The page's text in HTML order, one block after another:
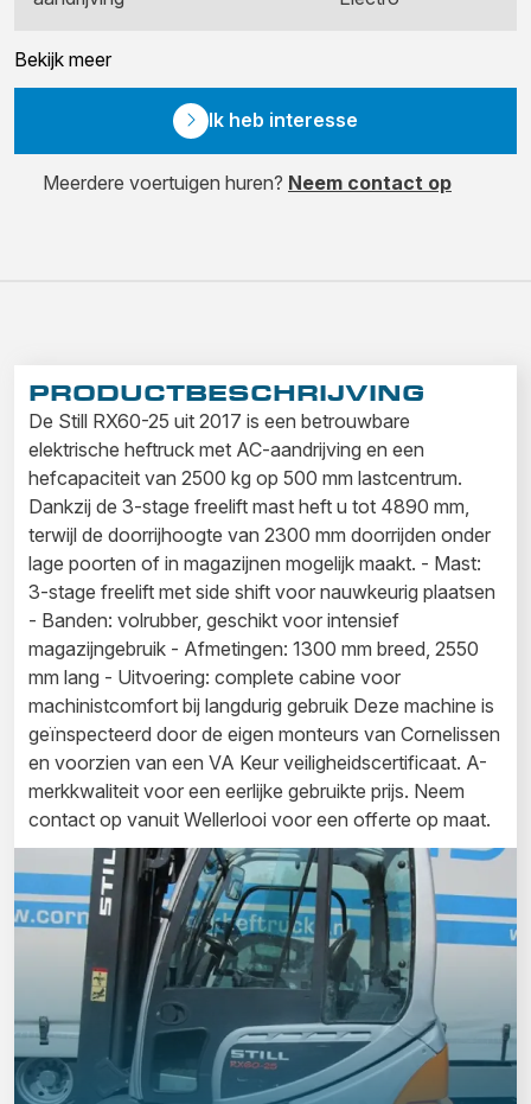
Bekijk meer
Ik heb interesse
Meerdere voertuigen huren? Neem contact op
PRODUCTBESCHRIJVING
De Still RX60-25 uit 2017 is een betrouwbare
elektrische heftruck met AC-aandrijving en een
hefcapaciteit van 2500 kg op 500 mm lastcentrum.
Dankzij de 3-stage freelift mast heft u tot 4890 mm,
terwijl de doorrijhoogte van 2300 mm doorrijden onder
lage poorten of in magazijnen mogelijk maakt. - Mast:
3-stage freelift met side shift voor nauwkeurig plaatsen
- Banden: volrubber, geschikt voor intensief
magazijngebruik - Afmetingen: 1300 mm breed, 2550
mm lang - Uitvoering: complete cabine voor
machinistcomfort bij langdurig gebruik Deze machine is
geïnspecteerd door de eigen monteurs van Cornelissen
en voorzien van een VA Keur veiligheidscertificaat. A-
merkkwaliteit voor een eerlijke gebruikte prijs. Neem
contact op vanuit Wellerlooi voor een offerte op maat.